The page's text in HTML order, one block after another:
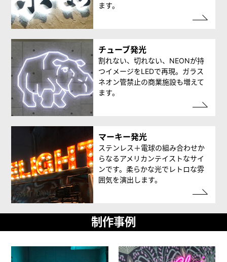
ます。
チューブ発光
割れない、切れない、NEONが持
つイメージをLEDで再現。ガラス
ネオン管禁止の商業施設も増えて
ます。
マーキー発光
ステンレス＋電球の組み合わせか
らなるアメリカンテイストなサイ
ンです。柔らかな光でレトロな雰
囲気を演出します。
制作事例